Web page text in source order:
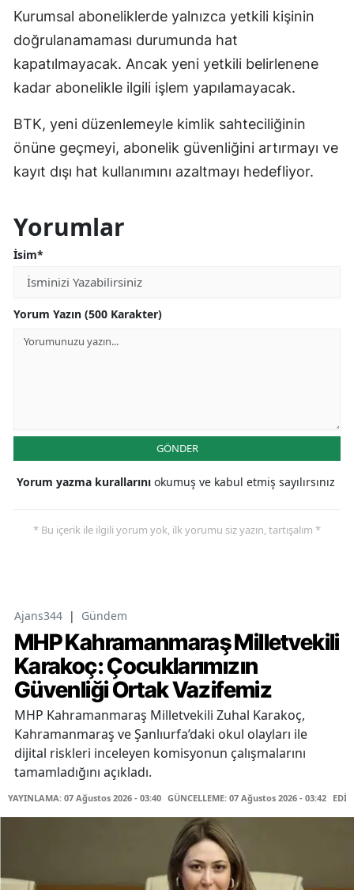
Kurumsal aboneliklerde yalnızca yetkili kişinin
doğrulanamaması durumunda hat
kapatılmayacak. Ancak yeni yetkili belirlenene
kadar abonelikle ilgili işlem yapılamayacak.
BTK, yeni düzenlemeyle kimlik sahteciliğinin
önüne geçmeyi, abonelik güvenliğini artırmayı ve
kayıt dışı hat kullanımını azaltmayı hedefliyor.
Yorumlar
İsim*
Yorum Yazın (500 Karakter)
GÖNDER
Yorum yazma kurallarını okumuş ve kabul etmiş sayılırsınız
* Bu içerik ile ilgili yorum yok, ilk yorumu siz yazın, tartışalım *
Ajans344 | Gündem
MHP Kahramanmaraş Milletvekili
Karakoç: Çocuklarımızın
Güvenliği Ortak Vazifemiz
MHP Kahramanmaraş Milletvekili Zuhal Karakoç,
Kahramanmaraş ve Şanlıurfa’daki okul olayları ile
dijital riskleri inceleyen komisyonun çalışmalarını
tamamladığını açıkladı.
YAYINLAMA: 07 Ağustos 2026 - 03:40 GÜNCELLEME: 07 Ağustos 2026 - 03:42